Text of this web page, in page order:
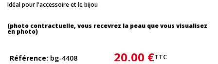
Idéal pour l'accessoire et le bijou
(photo contractuelle, vous recevrez la peau que vous visualisez
en photo)
Référence bg-4408 20,00 €TTC